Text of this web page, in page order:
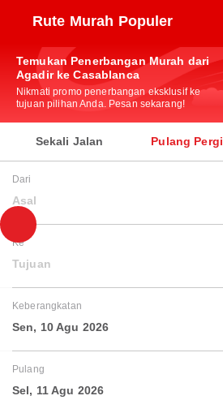
Rute Murah Populer
Temukan Penerbangan Murah dari
Agadir ke Casablanca
Nikmati promo penerbangan eksklusif ke
tujuan pilihan Anda. Pesan sekarang!
Sekali Jalan Pulang Pergi
Dari
Asal
Ke
Tujuan
Keberangkatan
Sen, 10 Agu 2026
Pulang
Sel, 11 Agu 2026